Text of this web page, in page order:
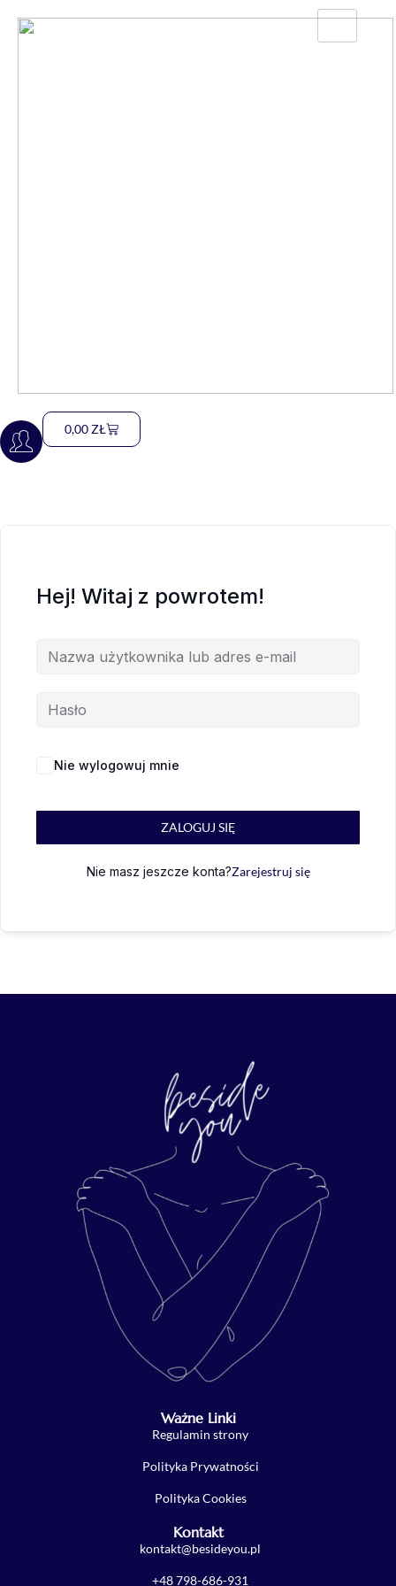
0,00ZŁ
Hej! Witaj z powrotem!
Nie wylogowuj mnie
ZALOGUJ SIĘ
Nie masz jeszcze konta?Zarejestruj się
Ważne Linki
Regulamin strony
Polityka Prywatności
Polityka Cookies
Kontakt
kontakt@besideyou.pl
+48 798-686-931